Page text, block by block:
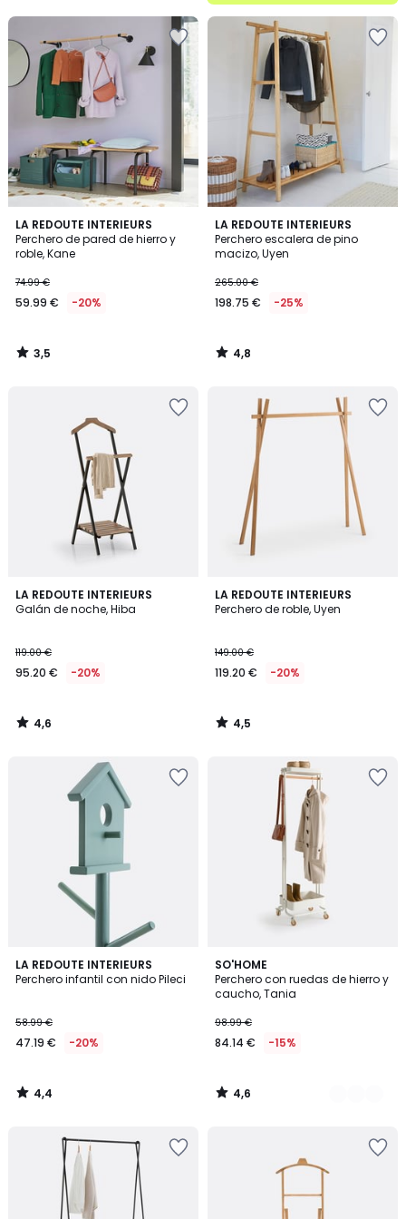
LA REDOUTE INTERIEURS
Perchero de pared de hierro y
roble, Kane
74.99 €
59.99 € -20%
3,5
/ 5
3,5
/
LA REDOUTE INTERIEURS
Perchero escalera de pino
macizo, Uyen
265.00 €
198.75 € -25%
4,8
/ 5
4,8
/
LA REDOUTE INTERIEURS
Galán de noche, Hiba
119.00 €
95.20 € -20%
4,6
/ 5
4,6
/
LA REDOUTE INTERIEURS
Perchero de roble, Uyen
149.00 €
119.20 € -20%
4,5
/ 5
4,5
/
LA REDOUTE INTERIEURS
Perchero infantil con nido Pileci
58.99 €
47.19 € -20%
4,4
/ 5
4,4
/
SO'HOME
Perchero con ruedas de hierro y
caucho, Tania
98.99 €
84.14 € -15%
4,6
/ 5
3
Colores
4,6
/